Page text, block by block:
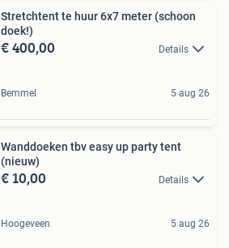
Stretchtent te huur 6x7 meter (schoon
doek!)
€ 400,00 Details
Bemmel 5 aug 26
Wanddoeken tbv easy up party tent
(nieuw)
€ 10,00 Details
Hoogeveen 5 aug 26